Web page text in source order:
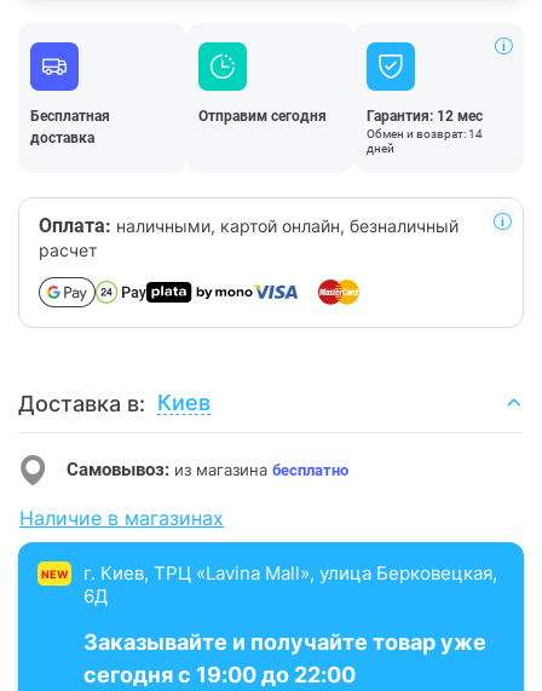
Бесплатная
доставка
Отправим сегодня Гарантия: 12 мес
Обмен и возврат: 14
дней
Оплата: наличными, картой онлайн, безналичный
расчет
Доставка в: Киев
Самовывоз: из магазина бесплатно
Наличие в магазинах
NEW
г. Киев, ТРЦ «Lavina Mall», улица Берковецкая,
6Д
Заказывайте и получайте товар уже
сегодня с 19:00 до 22:00